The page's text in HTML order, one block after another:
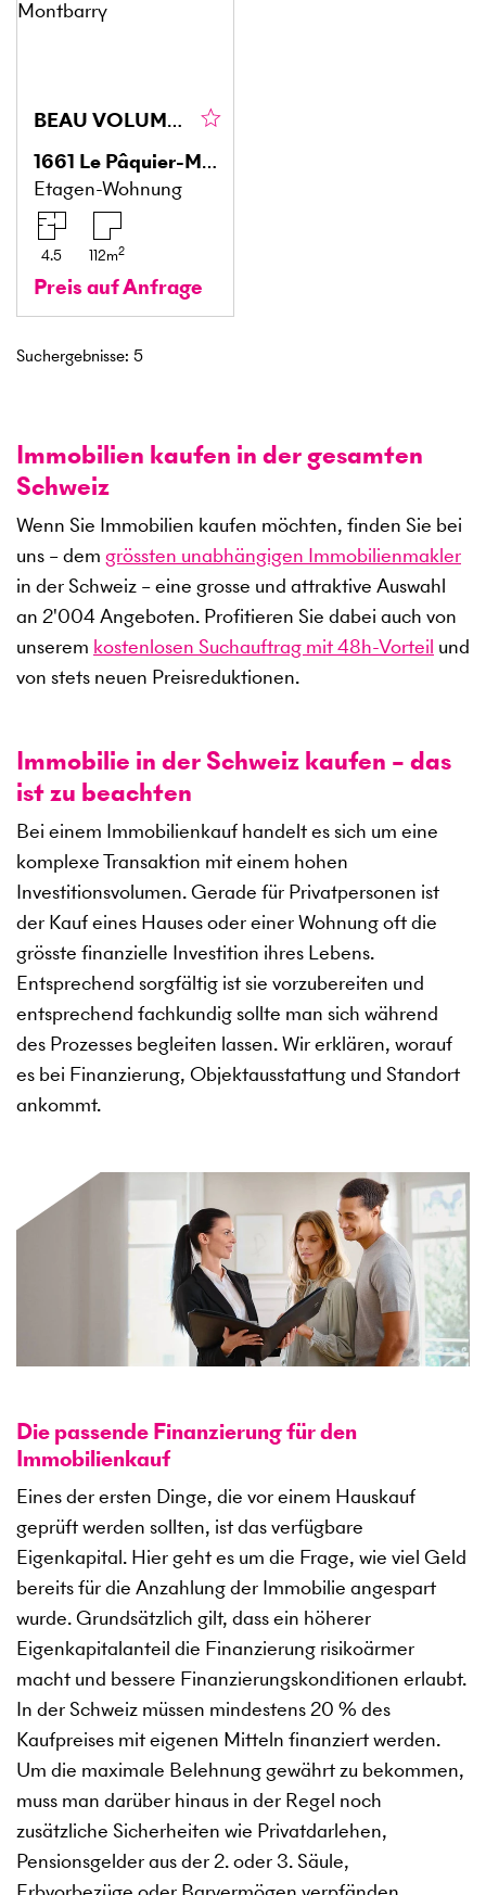
BEAU VOLUME ET PROCHE DE GSTAAD
1661 Le Pâquier-Montbarry
Etagen-Wohnung
4.5 112m2
Preis auf Anfrage
Suchergebnisse: 5
Immobilien kaufen in der gesamten
Schweiz
Wenn Sie Immobilien kaufen möchten, finden Sie bei
uns – dem grössten unabhängigen Immobilienmakler
in der Schweiz – eine grosse und attraktive Auswahl
an 2'004Angeboten. Profitieren Sie dabei auch von
unserem kostenlosen Suchauftrag mit 48h-Vorteil und
von stets neuen Preisreduktionen.
Immobilie in der Schweiz kaufen – das
ist zu beachten
Bei einem Immobilienkauf handelt es sich um eine
komplexe Transaktion mit einem hohen
Investitionsvolumen. Gerade für Privatpersonen ist
der Kauf eines Hauses oder einer Wohnung oft die
grösste finanzielle Investition ihres Lebens.
Entsprechend sorgfältig ist sie vorzubereiten und
entsprechend fachkundig sollte man sich während
des Prozesses begleiten lassen. Wir erklären, worauf
es bei Finanzierung, Objektausstattung und Standort
ankommt.
Die passende Finanzierung für den
Immobilienkauf
Eines der ersten Dinge, die vor einem Hauskauf
geprüft werden sollten, ist das verfügbare
Eigenkapital. Hier geht es um die Frage, wie viel Geld
bereits für die Anzahlung der Immobilie angespart
wurde. Grundsätzlich gilt, dass ein höherer
Eigenkapitalanteil die Finanzierung risikoärmer
macht und bessere Finanzierungskonditionen erlaubt.
In der Schweiz müssen mindestens 20 % des
Kaufpreises mit eigenen Mitteln finanziert werden.
Um die maximale Belehnung gewährt zu bekommen,
muss man darüber hinaus in der Regel noch
zusätzliche Sicherheiten wie Privatdarlehen,
Pensionsgelder aus der 2. oder 3. Säule,